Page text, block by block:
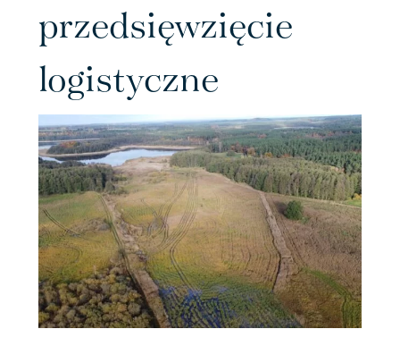
przedsięwzięcie
logistyczne